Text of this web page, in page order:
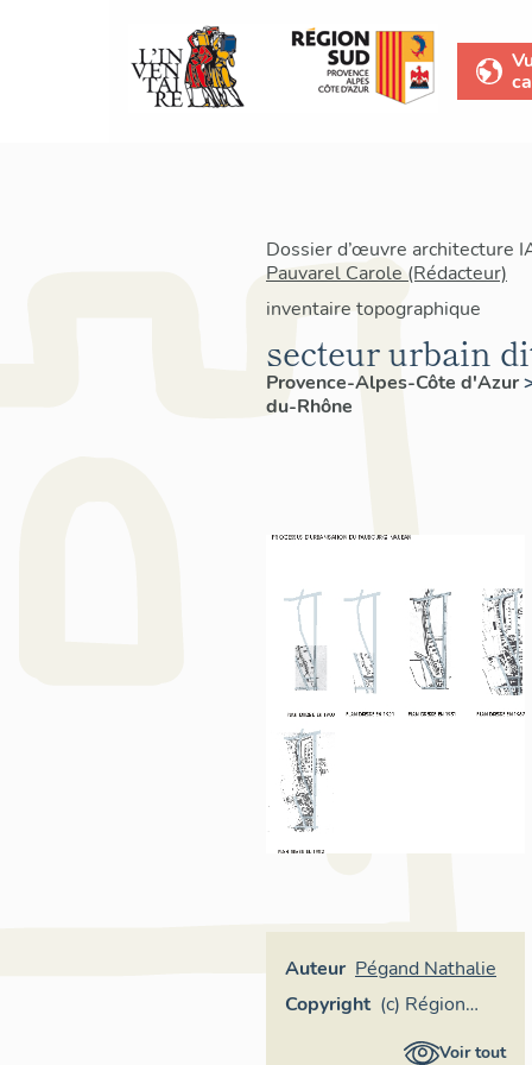
Dossier d’œuvre architecture
Pauvarel Carole (Rédacteur)
inventaire topographique
secteur urbain
Provence-Alpes-Côte d'Azur
du-Rhône
Auteur Pégand Nathalie
Copyright (c) Région
Provence-Voir tout